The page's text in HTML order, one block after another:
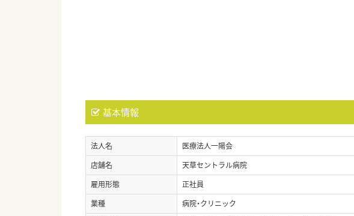
基本情報
法人名
医療法人一陽会
店舗名
天草セントラル病院
雇用形態
正社員
業種
病院・クリニック